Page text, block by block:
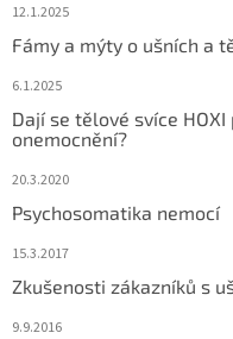
12.1.2025
Fámy a mýty o ušních a
6.1.2025
Dají se tělové svíce
onemocnění?
20.3.2020
Psychosomatika nemocí
15.3.2017
Zkušenosti zákazníků s
9.9.2016